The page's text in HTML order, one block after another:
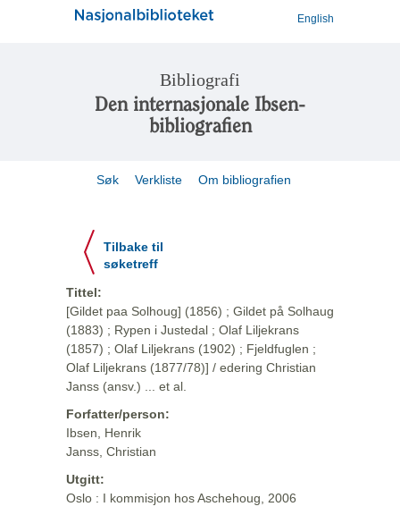
English
Bibliografi
Den internasjonale Ibsen-
bibliografien
Søk Verkliste Om bibliografien
Tilbake til
søketreff
Tittel:
[Gildet paa Solhoug] (1856) ; Gildet på Solhaug
(1883) ; Rypen i Justedal ; Olaf Liljekrans
(1857) ; Olaf Liljekrans (1902) ; Fjeldfuglen ;
Olaf Liljekrans (1877/78)] / edering Christian
Janss (ansv.) ... et al.
Forfatter/person:
Ibsen, Henrik
Janss, Christian
Utgitt:
Oslo : I kommisjon hos Aschehoug, 2006